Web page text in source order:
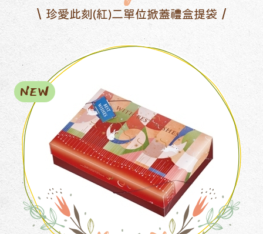
珍愛此刻(紅)二單位掀蓋禮盒提袋
NEW